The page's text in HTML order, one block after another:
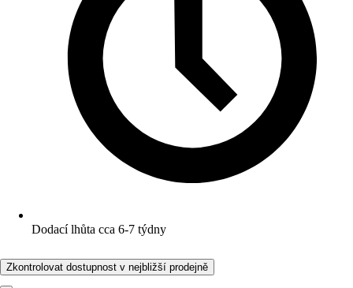
Dodací lhůta cca 6-7 týdny
Zkontrolovat dostupnost v nejbližší prodejně